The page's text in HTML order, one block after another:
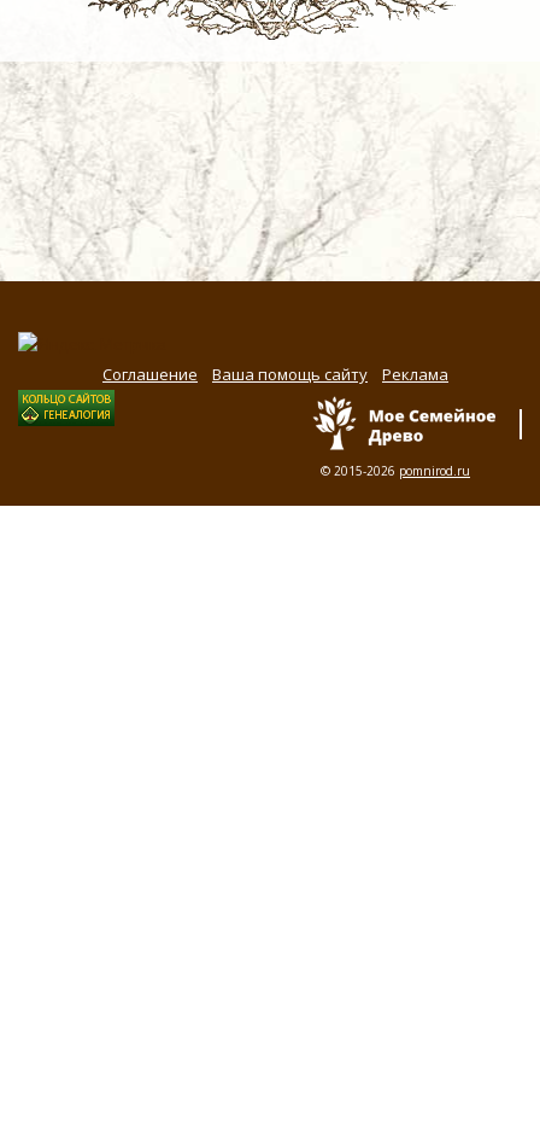
Соглашение Ваша помощь сайту Реклама
© 2015-2026 pomnirod.ru